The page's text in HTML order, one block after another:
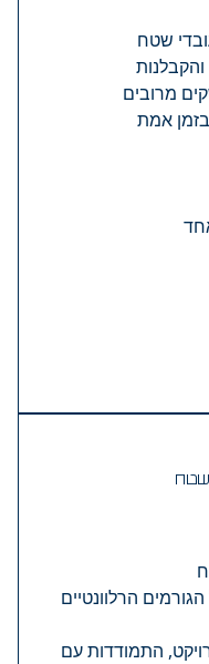
שטח
מרובים
בזמן אמת
הרלוונטיים
התמודדות עם